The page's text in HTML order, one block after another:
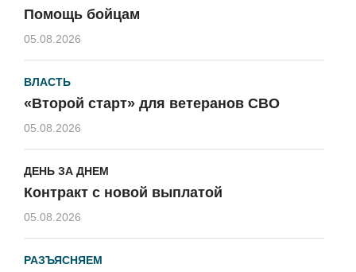
Помощь бойцам
05.08.2026
ВЛАСТЬ
«Второй старт» для ветеранов СВО
05.08.2026
ДЕНЬ ЗА ДНЕМ
Контракт с новой выплатой
05.08.2026
РАЗЪЯСНЯЕМ